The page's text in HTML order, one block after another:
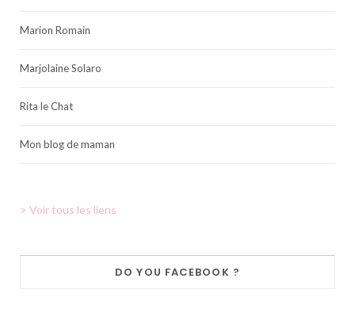
Marion Romain
Marjolaine Solaro
Rita le Chat
Mon blog de maman
> Voir tous les liens
DO YOU FACEBOOK ?